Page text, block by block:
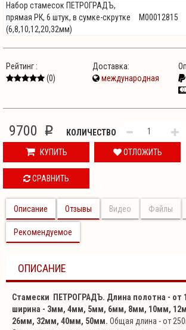
Набор стамесок ПЕТРОГРАДЪ,
прямая РК, 6 штук, в сумке-скрутке
(6,8,10,12,20,32мм)
М00012815
Рейтинг :
(0)
Доставка:
международная
9700 p КОЛИЧЕСТВО
КУПИТЬ ОТЛОЖИТЬ
СРАВНИТЬ
Описание Отзывы Видео Файлы
Рекомендуемое
ОПИСАНИЕ
Стамески ПЕТРОГРАДЪ. Длина полотна - от
ширина - 3мм, 4мм, 5мм, 6мм, 8мм, 10мм,
26мм, 32мм, 40мм, 50мм. Общая длина - от